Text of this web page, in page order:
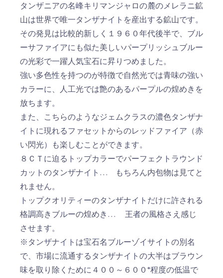
タンザニアの名峰キリマンジャロの麓のメレラニ鉱
山は世界で唯一タンザナイトを産出する鉱山です。
その発見は比較的新しく１９６０年代後半で、ブル
ーサファイアにも似た美しいパープリッシュブルー
の光彩で一躍人気宝石に昇りつめました。
強い多色性を持つのが特徴で自然光では青味の強い
カラーに、人工光では艶のあるパープルの煌めきを
放ちます。
また、こちらのようなジェムクラスの濃色タンザナ
イトに現れるファセットからのレッドファイア（赤
い閃光）も楽しむことができます。
８ＣＴに迫るトップカラーでパーフェクトラウンド
カットのタンザナイト… もちろん内包物は見てと
れません。
トップクオリティーのタンザナイトだけに許される
格調高きブルーの煌めき… 王者の風格さえ感じ
させます。
※タンザナイトは宝石名ブルーゾイサイトの別名
で、市場に流通するタンザナイトの大半はブラウン
味を取り除くために４００～６００°程度の低温で